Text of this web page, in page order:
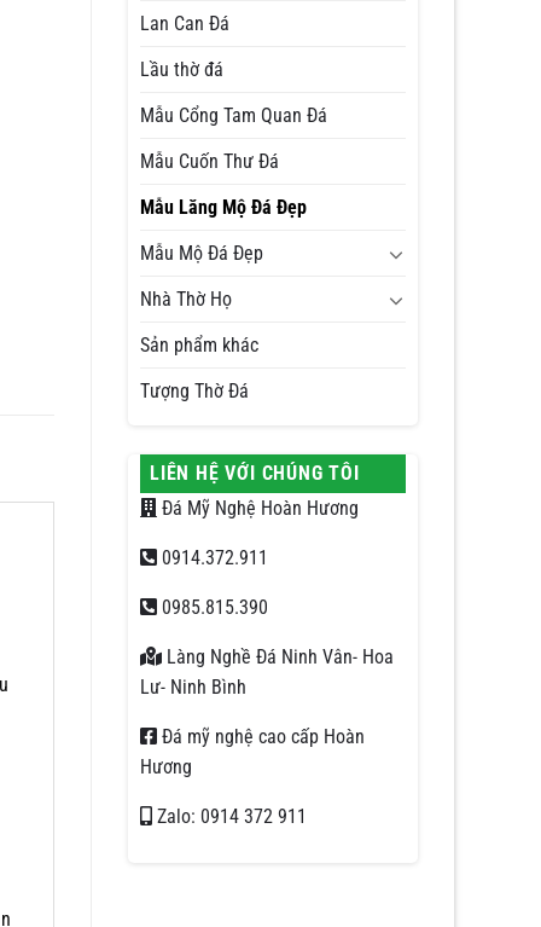
Lan Can Đá
Lầu thờ đá
Mẫu Cổng Tam Quan Đá
Mẫu Cuốn Thư Đá
Mẫu Lăng Mộ Đá Đẹp
Mẫu Mộ Đá Đẹp
Nhà Thờ Họ
Sản phẩm khác
Tượng Thờ Đá
LIÊN HỆ VỚI CHÚNG TÔI
Đá Mỹ Nghệ Hoàn Hương
0914.372.911
0985.815.390
Làng Nghề Đá Ninh Vân- Hoa
Lư- Ninh Bình
Đá mỹ nghệ cao cấp Hoàn
Hương
Zalo: 0914 372 911